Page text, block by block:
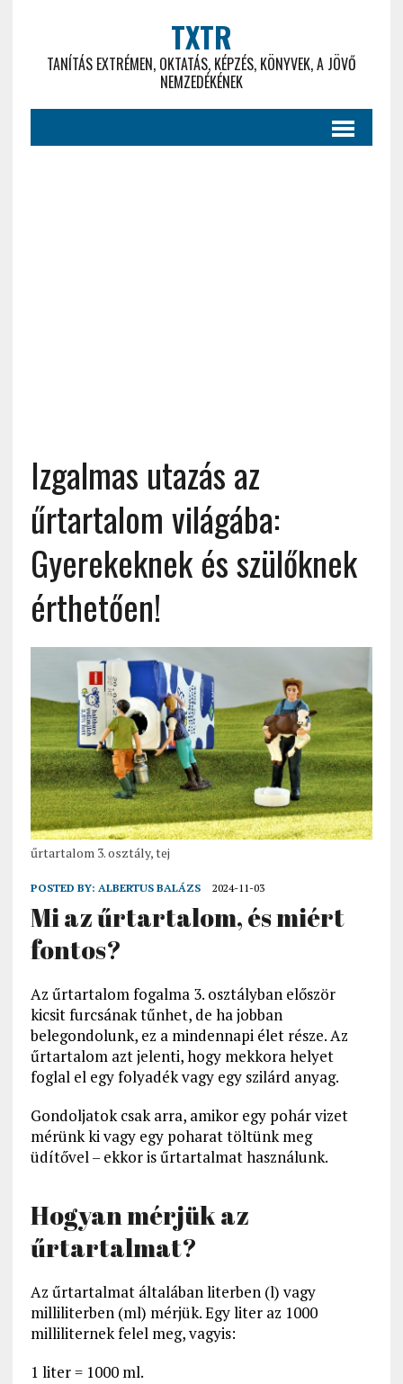
TXTR
TANÍTÁS EXTRÉMEN, OKTATÁS, KÉPZÉS, KÖNYVEK, A JÖVŐ
NEMZEDÉKÉNEK
Izgalmas utazás az
űrtartalom világába:
Gyerekeknek és szülőknek
érthetően!
űrtartalom 3. osztály, tej
POSTED BY: ALBERTUS BALÁZS 2024-11-03
Mi az űrtartalom, és miért
fontos?
Az űrtartalom fogalma 3. osztályban először
kicsit furcsának tűnhet, de ha jobban
belegondolunk, ez a mindennapi élet része. Az
űrtartalom azt jelenti, hogy mekkora helyet
foglal el egy folyadék vagy egy szilárd anyag.
Gondoljatok csak arra, amikor egy pohár vizet
mérünk ki vagy egy poharat töltünk meg
üdítővel – ekkor is űrtartalmat használunk.
Hogyan mérjük az
űrtartalmat?
Az űrtartalmat általában literben (l) vagy
milliliterben (ml) mérjük. Egy liter az 1000
milliliternek felel meg, vagyis:
1 liter = 1000 ml.